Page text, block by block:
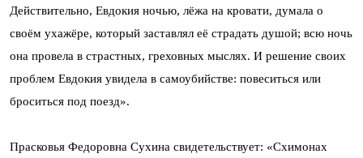
Действительно, Евдокия ночью, лёжа на кровати, думала о
своём ухажёре, который заставлял её страдать душой; всю ночь
она провела в страстных, греховных мыслях. И решение своих
проблем Евдокия увидела в самоубийстве: повеситься или
броситься под поезд».
Прасковья Федоровна Сухина свидетельствует: «Схимонах